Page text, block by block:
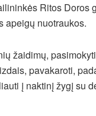
Ritos Doros
apeigų nuotraukos.
žaidimų,
pavakaroti,
į naktinį žygį su